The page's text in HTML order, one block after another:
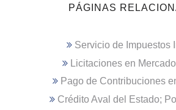
PÁGINAS
Servicio de Impuestos
Licitaciones en
Pago de Contribuciones
Crédito Aval del Estado;